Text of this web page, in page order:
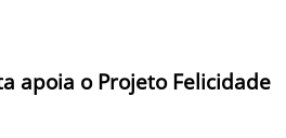
apoia o Projeto Felicidade